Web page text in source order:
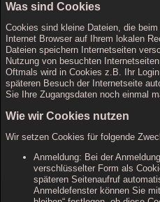
Was sind Cookies
Cookies sind kleine Dateien, die
Internet Browser auf Ihrem lokalen
Dateien speichern Internetseiten
Nutzung von besuchten
Oftmals wird in Cookies z.B. Ihr
späteren Besuch der Internetseite
Sie Ihre Zugangsdaten noch einmal
Wie wir Cookies nutzen
Wir setzen Cookies für folgende
Anmeldung: Bei der
verschlüsselter Form als
späteren Seitenaufruf
Anmeldefenster können Sie